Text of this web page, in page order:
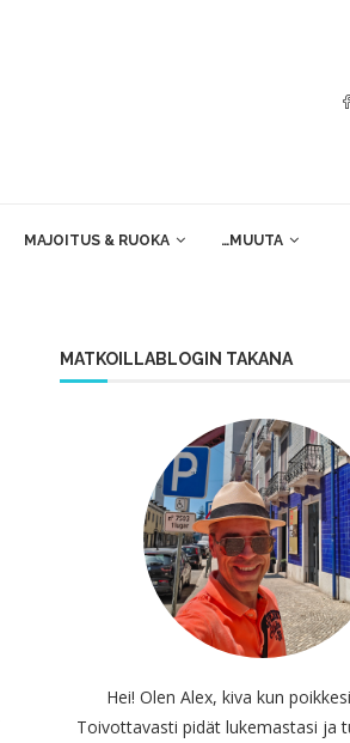
MAJOITUS & RUOKA …MUUTA
MATKOILLABLOGIN TAKANA
Hei! Olen Alex, kiva kun
Toivottavasti pidät lukemastasi ja